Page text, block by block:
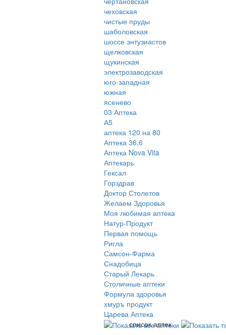
чеховская
чистые пруды
шаболовская
шоссе энтузиастов
щелковская
щукинская
электрозаводская
юго-западная
южная
ясенево
03 Аптека
А5
аптека 120 на 80
Аптека 36,6
Аптека Nova Vita
Аптекарь
Гексал
Горздрав
Доктор Столетов
Желаем Здоровья
Моя любимая аптека
Натур-Продукт
Первая помощь
Ригла
Самсон-Фарма
Снадобица
Старый Лекарь
Столичные аптеки
Формула здоровья
хмуръ продукт
Царева Аптека
список аптек